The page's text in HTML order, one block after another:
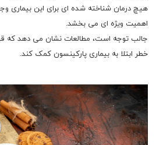
هیچ درمان شناخته شده ای برای این بیماری
اهمیت ویژه ای می بخشد.
جالب توجه است، مطالعات نشان می دهد
خطر ابتلا به بیماری پارکینسون کمک کند.